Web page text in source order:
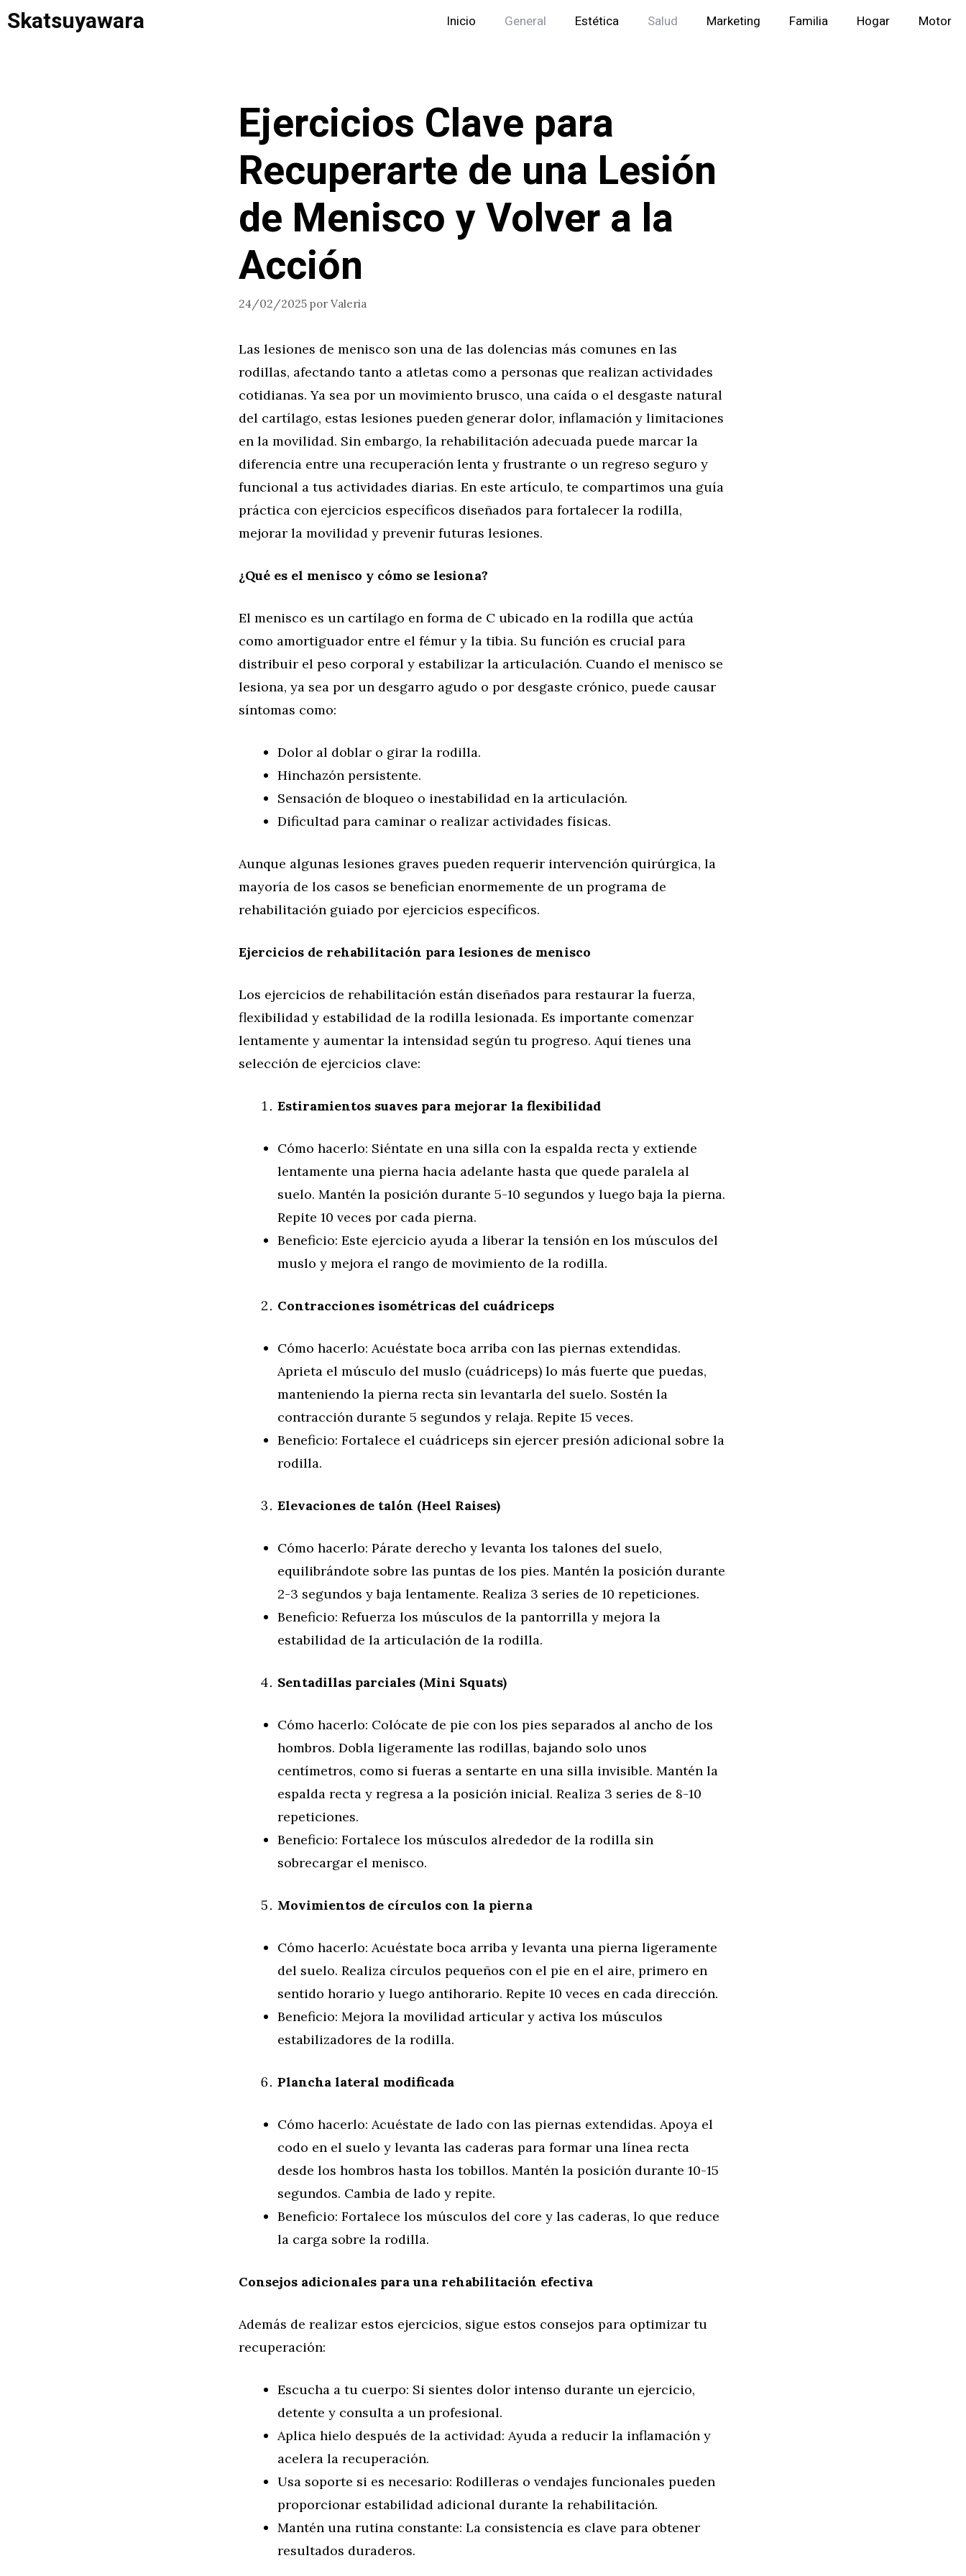
Saltar
Skatsuyawara Inicio General Estética Salud Marketing Familia Hogar Motor
Ejercicios Clave para
Recuperarte de una Lesión
de Menisco y Volver a la
Acción
24/02/2025 por Valeria
Las lesiones de menisco son una de las dolencias más comunes en las
rodillas, afectando tanto a atletas como a personas que realizan actividades
cotidianas. Ya sea por un movimiento brusco, una caída o el desgaste natural
del cartílago, estas lesiones pueden generar dolor, inflamación y limitaciones
en la movilidad. Sin embargo, la rehabilitación adecuada puede marcar la
diferencia entre una recuperación lenta y frustrante o un regreso seguro y
funcional a tus actividades diarias. En este artículo, te compartimos una guía
práctica con ejercicios específicos diseñados para fortalecer la rodilla,
mejorar la movilidad y prevenir futuras lesiones.
¿Qué es el menisco y cómo se lesiona?
El menisco es un cartílago en forma de C ubicado en la rodilla que actúa
como amortiguador entre el fémur y la tibia. Su función es crucial para
distribuir el peso corporal y estabilizar la articulación. Cuando el menisco se
lesiona, ya sea por un desgarro agudo o por desgaste crónico, puede causar
síntomas como:
Dolor al doblar o girar la rodilla.
Hinchazón persistente.
Sensación de bloqueo o inestabilidad en la articulación.
Dificultad para caminar o realizar actividades físicas.
Aunque algunas lesiones graves pueden requerir intervención quirúrgica, la
mayoría de los casos se benefician enormemente de un programa de
rehabilitación guiado por ejercicios específicos.
Ejercicios de rehabilitación para lesiones de menisco
Los ejercicios de rehabilitación están diseñados para restaurar la fuerza,
flexibilidad y estabilidad de la rodilla lesionada. Es importante comenzar
lentamente y aumentar la intensidad según tu progreso. Aquí tienes una
selección de ejercicios clave:
Estiramientos suaves para mejorar la flexibilidad
Cómo hacerlo: Siéntate en una silla con la espalda recta y extiende
lentamente una pierna hacia adelante hasta que quede paralela al
suelo. Mantén la posición durante 5-10 segundos y luego baja la pierna.
Repite 10 veces por cada pierna.
Beneficio: Este ejercicio ayuda a liberar la tensión en los músculos del
muslo y mejora el rango de movimiento de la rodilla.
Contracciones isométricas del cuádriceps
Cómo hacerlo: Acuéstate boca arriba con las piernas extendidas.
Aprieta el músculo del muslo (cuádriceps) lo más fuerte que puedas,
manteniendo la pierna recta sin levantarla del suelo. Sostén la
contracción durante 5 segundos y relaja. Repite 15 veces.
Beneficio: Fortalece el cuádriceps sin ejercer presión adicional sobre la
rodilla.
Elevaciones de talón (Heel Raises)
Cómo hacerlo: Párate derecho y levanta los talones del suelo,
equilibrándote sobre las puntas de los pies. Mantén la posición durante
2-3 segundos y baja lentamente. Realiza 3 series de 10 repeticiones.
Beneficio: Refuerza los músculos de la pantorrilla y mejora la
estabilidad de la articulación de la rodilla.
Sentadillas parciales (Mini Squats)
Cómo hacerlo: Colócate de pie con los pies separados al ancho de los
hombros. Dobla ligeramente las rodillas, bajando solo unos
centímetros, como si fueras a sentarte en una silla invisible. Mantén la
espalda recta y regresa a la posición inicial. Realiza 3 series de 8-10
repeticiones.
Beneficio: Fortalece los músculos alrededor de la rodilla sin
sobrecargar el menisco.
Movimientos de círculos con la pierna
Cómo hacerlo: Acuéstate boca arriba y levanta una pierna ligeramente
del suelo. Realiza círculos pequeños con el pie en el aire, primero en
sentido horario y luego antihorario. Repite 10 veces en cada dirección.
Beneficio: Mejora la movilidad articular y activa los músculos
estabilizadores de la rodilla.
Plancha lateral modificada
Cómo hacerlo: Acuéstate de lado con las piernas extendidas. Apoya el
codo en el suelo y levanta las caderas para formar una línea recta
desde los hombros hasta los tobillos. Mantén la posición durante 10-15
segundos. Cambia de lado y repite.
Beneficio: Fortalece los músculos del core y las caderas, lo que reduce
la carga sobre la rodilla.
Consejos adicionales para una rehabilitación efectiva
Además de realizar estos ejercicios, sigue estos consejos para optimizar tu
recuperación:
Escucha a tu cuerpo: Si sientes dolor intenso durante un ejercicio,
detente y consulta a un profesional.
Aplica hielo después de la actividad: Ayuda a reducir la inflamación y
acelera la recuperación.
Usa soporte si es necesario: Rodilleras o vendajes funcionales pueden
proporcionar estabilidad adicional durante la rehabilitación.
Mantén una rutina constante: La consistencia es clave para obtener
resultados duraderos.